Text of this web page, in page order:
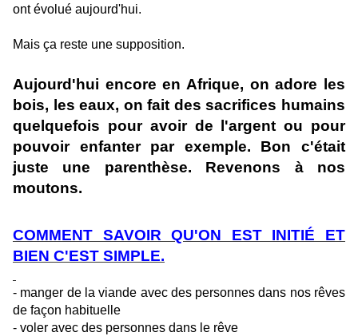
ont évolué aujourd'hui.
Mais ça reste une supposition.
Aujourd'hui encore en Afrique, on adore les
bois, les eaux, on fait des sacrifices humains
quelquefois pour avoir de l'argent ou pour
pouvoir enfanter par exemple. Bon c'était
juste une parenthèse. Revenons à nos
moutons.
COMMENT SAVOIR QU'ON EST INITIÉ ET
BIEN C'EST SIMPLE.
- manger de la viande avec des personnes dans nos rêves
de façon habituelle
- voler avec des personnes dans le rêve